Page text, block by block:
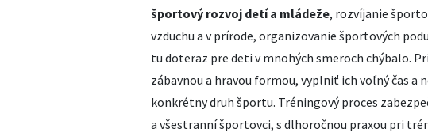
športový rozvoj detí a mládeže, rozvíjanie
vzduchu a v prírode, organizovanie športových
tu doteraz pre deti v mnohých smeroch chýbalo.
zábavnou a hravou formou, vyplniť ich voľný čas a
konkrétny druh športu. Tréningový proces
a všestranní športovci, s dlhoročnou praxou pri